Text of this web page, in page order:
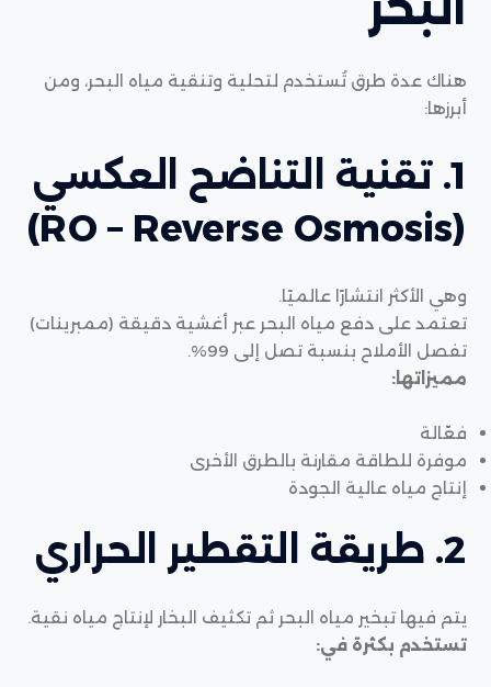
هناك عدة طرق تُستخدم لتحلية وتنقية مياه البحر، ومن
أبرزها:
1. تقنية التناضح العكسي
(RO – Reverse Osmosis)
وهي الأكثر انتشارًا عالميًا.
تعتمد على دفع مياه البحر عبر أغشية دقيقة (ممبرينات)
تفصل الأملاح بنسبة تصل إلى 99%.
مميزاتها:
فعّالة
موفرة للطاقة مقارنة بالطرق الأخرى
إنتاج مياه عالية الجودة
2. طريقة التقطير الحراري
يتم فيها تبخير مياه البحر ثم تكثيف البخار لإنتاج مياه نقية.
تستخدم بكثرة في: